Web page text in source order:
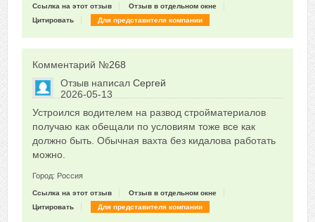
Ссылка на этот отзыв
Отзыв в отдельном окне
Цитировать
Для представителя компании
Комментарий №268
Отзыв написал Сергей
2026-05-13
0
Сказать друзьям об отзыве
Устроился водителем на развод стройматериалов
получаю как обещали по условиям тоже все как
должно быть. Обычная вахта без кидалова работать
можно.
Город: Россия
Ссылка на этот отзыв
Отзыв в отдельном окне
Цитировать
Для представителя компании